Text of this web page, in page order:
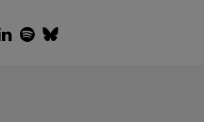
LinkedIn
Spotify
Bluesky